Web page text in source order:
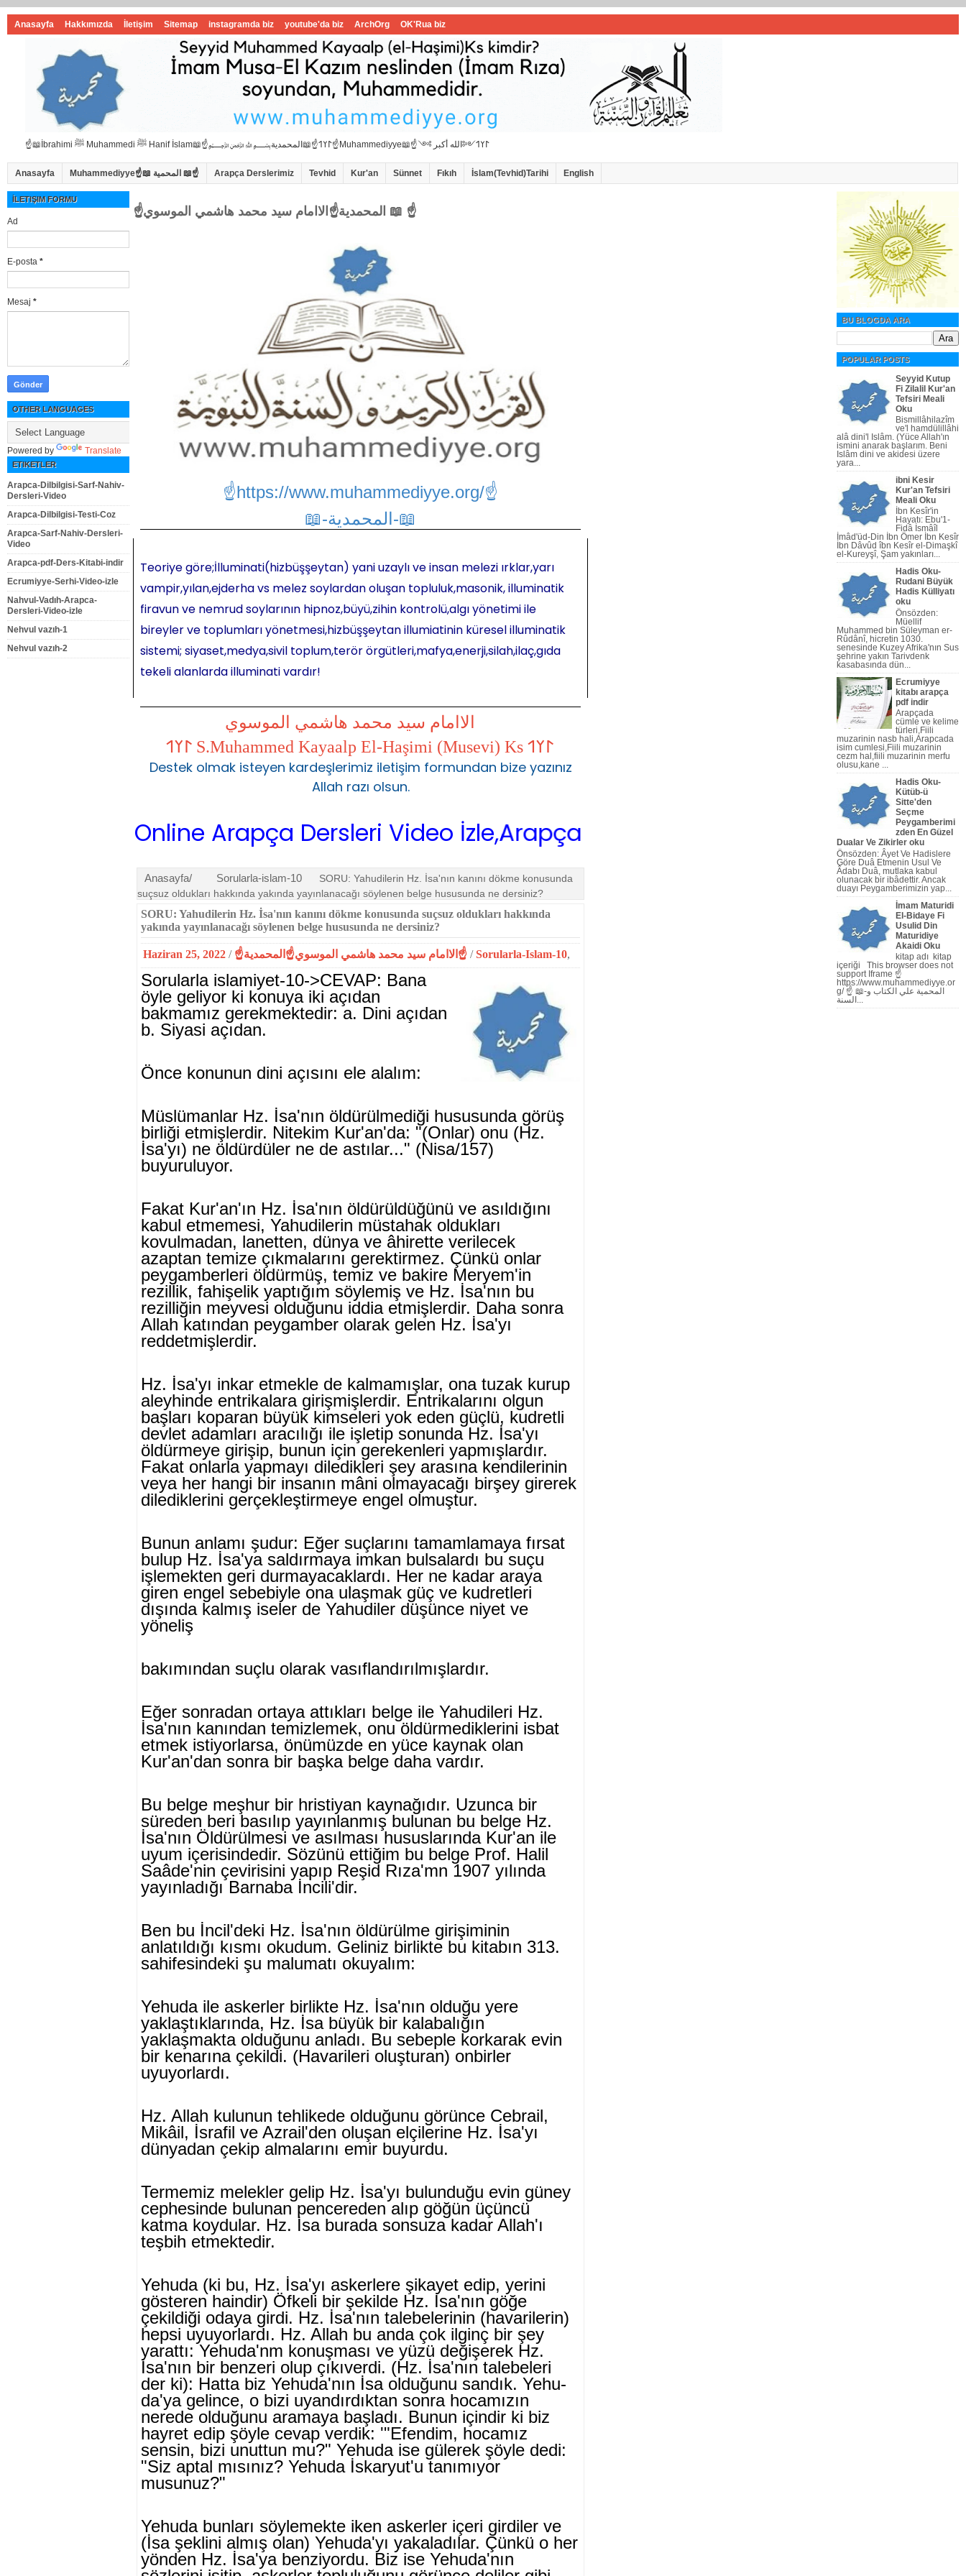
Anasayfa Hakkımızda İletişim Sitemap instagramda biz youtube'da biz ArchOrg OK'Rua biz
☝📖İbrahimi ﷺ Muhammedi ﷺ Hanif İslam📖☝﷽𐰃𐰠𐰯☝📖المحمدية☝Muhammediyye📖☝𐰃𐰠𐰯༺الله أكبر ༻
Anasayfa Muhammediyye☝📖 المحمية 📖☝ Arapça Derslerimiz Tevhid Kur'an Sünnet Fıkıh İslam(Tevhid)Tarihi English
☝المحمدية☝الاامام سيد محمد هاشمي الموسوي 📖 ☝
☝https://www.muhammediyye.org/☝
📖-المحمدية-📖
Teoriye göre;İlluminati(hizbüşşeytan) yani uzaylı ve insan melezi ırklar,yarı
vampir,yılan,ejderha vs melez soylardan oluşan topluluk,masonik, illuminatik
firavun ve nemrud soylarının hipnoz,büyü,zihin kontrolü,algı yönetimi ile
bireyler ve toplumları yönetmesi,hizbüşşeytan illumiatinin küresel illuminatik
sistemi; siyaset,medya,sivil toplum,terör örgütleri,mafya,enerji,silah,ilaç,gıda
tekeli alanlarda illuminati vardır!
الاامام سيد محمد هاشمي الموسوي
𐰃𐰠𐰯 S.Muhammed Kayaalp El-Haşimi (Musevi) Ks 𐰃𐰠𐰯
Destek olmak isteyen kardeşlerimiz iletişim formundan bize yazınız
Allah razı olsun.
Online Arapça Dersleri Video İzle,Arapça Sarf,Arapça Nahiv Video,Arapça
Anasayfa/ Sorularla-islam-10
SORU: Yahudilerin Hz. İsa'nın kanını dökme konusunda
suçsuz ol­dukları hakkında yakında yayınlanacağı söylenen belge hususunda ne dersiniz?
SORU: Yahudilerin Hz. İsa'nın kanını dökme konusunda suçsuz ol­dukları hakkında
yakında yayınlanacağı söylenen belge hususunda ne dersiniz?
Haziran 25, 2022 / ☝الاامام سيد محمد هاشمي الموسوي☝المحمدية☝ /Sorularla-Islam-10,
Sorularla islamiyet-10->CEVAP: Bana
öyle geliyor ki konuya iki açıdan
bakmamız gerek­mektedir: a. Dini açıdan
b. Siyasi açıdan.
Önce konunun dini açısını ele alalım:
Müslümanlar Hz. İsa'nın öldürülmediği hususunda görüş
birliği etmişlerdir. Nitekim Kur'an'da: "(Onlar) onu (Hz.
İsa'yı) ne öldürdüler ne de astılar..." (Nisa/157)
buyuruluyor.
Fakat Kur'an'ın Hz. İsa'nın öldürüldüğünü ve asıldığını
kabul et­memesi, Yahudilerin müstahak oldukları
kovulmadan, lanetten, dünya ve âhirette verilecek
azaptan temize çıkmalarını gerektirmez. Çünkü onlar
peygamberleri öldürmüş, temiz ve bakire Meryem'in
rezillik, fa­hişelik yaptığım söylemiş ve Hz. İsa'nın bu
rezilliğin meyvesi olduğu­nu iddia etmişlerdir. Daha sonra
Allah katından peygamber olarak ge­len Hz. İsa'yı
reddetmişlerdir.
Hz. İsa'yı inkar etmekle de kalmamışlar, ona tuzak kurup
aleyhin­de entrikalara girişmişlerdir. Entrikalarını olgun
başları koparan büyük kimseleri yok eden güçlü, kudretli
devlet adamları aracılığı ile işletip sonunda Hz. İsa'yı
öldürmeye girişip, bunun için gerekenleri yapmış­lardır.
Fakat onlarla yapmayı diledikleri şey arasına kendilerinin
veya her hangi bir insanın mâni olmayacağı birşey girerek
dilediklerini ger­çekleştirmeye engel olmuştur.
Bunun anlamı şudur: Eğer suçlarını tamamlamaya fırsat
bulup Hz. İsa'ya saldırmaya imkan bulsalardı bu suçu
işlemekten geri durmaya­caklardı. Her ne kadar araya
giren engel sebebiyle ona ulaşmak güç ve kudretleri
dışında kalmış iseler de Yahudiler düşünce niyet ve
yöneliş
bakımından suçlu olarak vasıflandırılmışlardır.
Eğer sonradan ortaya attıkları belge ile Yahudileri Hz.
İsa'nın ka­nından temizlemek, onu öldürmediklerini isbat
etmek istiyorlarsa, önümüzde en yüce kaynak olan
Kur'an'dan sonra bir başka belge daha vardır.
Bu belge meşhur bir hristiyan kaynağıdır. Uzunca bir
süreden be­ri basılıp yayınlanmış bulunan bu belge Hz.
İsa'nın Öldürülmesi ve asıl­ması hususlarında Kur'an ile
uyum içerisindedir. Sözünü ettiğim bu belge Prof. Halil
Saâde'nin çevirisini yapıp Reşid Rıza'mn 1907 yılın­da
yayınladığı Barnaba İncili'dir.
Ben bu İncil'deki Hz. İsa'nın öldürülme girişiminin
anlatıldığı kıs­mı okudum. Geliniz birlikte bu kitabın 313.
sahifesindeki şu maluma­tı okuyalım:
Yehuda ile askerler birlikte Hz. İsa'nın olduğu yere
yaklaştıkların­da, Hz. İsa büyük bir kalabalığın
yaklaşmakta olduğunu anladı. Bu sebeple korkarak evin
bir kenarına çekildi. (Havarileri oluştu­ran) onbirler
uyuyorlardı.
Hz. Allah kulunun tehlikede olduğunu görünce Cebrail,
Mikâil, İsrafil ve Azrail'den oluşan elçilerine Hz. İsa'yı
dünyadan çekip al­malarını emir buyurdu.
Termemiz melekler gelip Hz. İsa'yı bulunduğu evin güney
cephe­sinde bulunan pencereden alıp göğün üçüncü
katma koydular. Hz. İsa burada sonsuza kadar Allah'ı
teşbih etmektedir.
Yehuda (ki bu, Hz. İsa'yı askerlere şikayet edip, yerini
gösteren haindir) Öfkeli bir şekilde Hz. İsa'nın göğe
çekildiği odaya girdi. Hz. İsa'nın talebelerinin (havarilerin)
hepsi uyuyorlardı. Hz. Allah bu anda çok ilginç bir şey
yarattı: Yehuda'nm konuşması ve yüzü değişerek Hz.
İsa'nın bir benzeri olup çıkıverdi. (Hz. İsa'nın tale­beleri
der ki): Hatta biz Yehuda'nın İsa olduğunu sandık. Yehu-
da'ya gelince, o bizi uyandırdıktan sonra hocamızın
nerede olduğunu aramaya başladı. Bunun içindir ki biz
hayret edip şöyle ce­vap verdik: '"Efendim, hocamız
sensin, bizi unuttun mu?" Yehuda ise gülerek şöyle dedi:
"Siz aptal mısınız? Yehuda İskaryut'u tanı­mıyor
musunuz?"
Yehuda bunları söylemekte iken askerler içeri girdiler ve
(İsa şek­lini almış olan) Yehuda'yı yakaladılar. Çünkü o her
yönden Hz. İsa'ya benziyordu. Biz ise Yehuda'nın
İLETIŞIM FORMU
Ad
E-posta *
Mesaj *
OTHER LANGUAGES
Powered by Translate
ETIKETLER
Arapca-Dilbilgisi-Sarf-Nahiv-
Dersleri-Video
Arapca-Dilbilgisi-Testi-Coz
Arapca-Sarf-Nahiv-Dersleri-
Video
Arapca-pdf-Ders-Kitabi-indir
Ecrumiyye-Serhi-Video-izle
Nahvul-Vadıh-Arapca-
Dersleri-Video-izle
Nehvul vazıh-1
Nehvul vazıh-2
BU BLOGDA ARA
POPULAR POSTS
Seyyid Kutup
Fi Zilalil Kur'an
Tefsiri Meali
Oku
Bismillâhilazîm
ve'l hamdülillâhi
alâ dini'l Islâm. (Yüce Allah'ın
ismini anarak başlarım. Beni
Islâm dini ve akidesi üzere
yara...
ibni Kesir
Kur'an Tefsiri
Meali Oku
İbn Kesîr'in
Hayatı: Ebu'1-
Fidâ İsmâîl
İmâd'üd-Din İbn Ömer İbn Kesîr
İbn Dâvûd îbn Kesîr el-Dimaşkî
el-Kureyşî, Şam yakınları...
Hadis Oku-
Rudani Büyük
Hadis Külliyatı
oku
Önsözden:
Müellif
Muhammed bin Süleyman er-
Rûdânî, hicretin 1030.
senesinde Kuzey Afrika'nın Sus
şehrine yakın Tarivdenk
kasabasında dün...
Ecrumiyye
kitabı arapça
pdf indir
Arapçada
cümle ve kelime
türleri,Fiili
muzarinin nasb hali,Arapcada
isim cumlesi,Fiili muzarinin
cezm hal,fiili muzarinin merfu
olusu,kane ...
Hadis Oku-
Kütüb-ü
Sitte'den
Seçme
Peygamberimi
zden En Güzel
Dualar Ve Zikirler oku
Önsözden: Âyet Ve Hadislere
Göre Duâ Etmenin Usul Ve
Âdabı Duâ, mutlaka kabul
olunacak bir ibâdettir. Ancak
duayı Peygamberi­mizin yap...
İmam Maturidi
El-Bidaye Fi
Usulid Din
Maturidiye
Akaidi Oku
kitap adı kitap
içeriği This browser does not
support Iframe ☝
https://www.muhammediyye.or
g/ ☝ 📖-المحمية علي الكتاب و
السنة...